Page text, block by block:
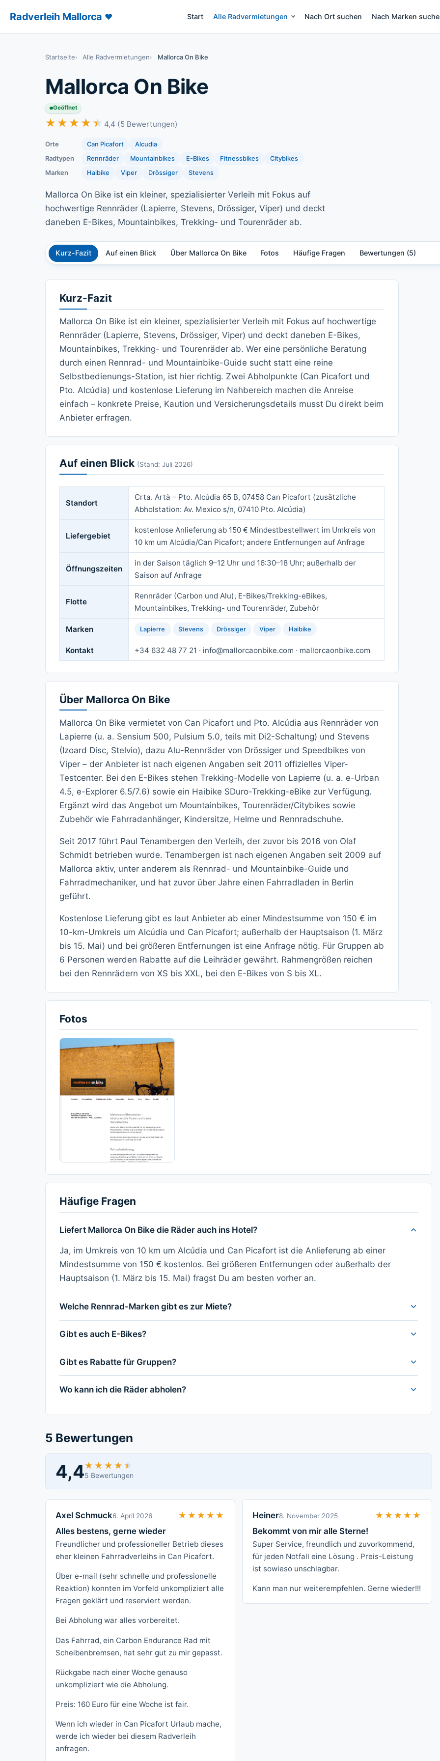
Radverleih Mallorca ♥ Start
– Radverleih Mallorca
Alle Radvermietungen Nach Ort suchen Nach Marken
Startseite Alle Radvermietungen Mallorca On Bike
Mallorca On Bike
Geöffnet
★★★★★
★★★★★ 4,4 (5 Bewertungen)
Orte Can Picafort Alcudia
Radtypen Rennräder Mountainbikes E-Bikes Fitnessbikes Citybikes
Marken Haibike Viper Drössiger Stevens
Mallorca On Bike ist ein kleiner, spezialisierter Verleih mit Fokus auf
hochwertige Rennräder (Lapierre, Stevens, Drössiger, Viper) und deckt
daneben E-Bikes, Mountainbikes, Trekking- und Tourenräder ab.
Kurz-Fazit Auf einen Blick Über Mallorca On Bike Fotos Häufige Fragen Bewertungen (5)
Kurz-Fazit
Mallorca On Bike ist ein kleiner, spezialisierter Verleih mit Fokus auf hochwertige
Rennräder (Lapierre, Stevens, Drössiger, Viper) und deckt daneben E-Bikes,
Mountainbikes, Trekking- und Tourenräder ab. Wer eine persönliche Beratung
durch einen Rennrad- und Mountainbike-Guide sucht statt eine reine
Selbstbedienungs-Station, ist hier richtig. Zwei Abholpunkte (Can Picafort und
Pto. Alcúdia) und kostenlose Lieferung im Nahbereich machen die Anreise
einfach – konkrete Preise, Kaution und Versicherungsdetails musst Du direkt beim
Anbieter erfragen.
Auf einen Blick (Stand: Juli 2026)
Standort
Crta. Artà – Pto. Alcúdia 65 B, 07458 Can Picafort (zusätzliche
Abholstation: Av. Mexico s/n, 07410 Pto. Alcúdia)
Liefergebiet
kostenlose Anlieferung ab 150 € Mindestbestellwert im Umkreis von
10 km um Alcúdia/Can Picafort; andere Entfernungen auf Anfrage
Öffnungszeiten
in der Saison täglich 9–12 Uhr und 16:30–18 Uhr; außerhalb der
Saison auf Anfrage
Flotte
Rennräder (Carbon und Alu), E-Bikes/Trekking-eBikes,
Mountainbikes, Trekking- und Tourenräder, Zubehör
Marken Lapierre Stevens Drössiger Viper Haibike
Kontakt +34 632 48 77 21 · info@mallorcaonbike.com · mallorcaonbike.com
Über Mallorca On Bike
Mallorca On Bike vermietet von Can Picafort und Pto. Alcúdia aus Rennräder von
Lapierre (u. a. Sensium 500, Pulsium 5.0, teils mit Di2-Schaltung) und Stevens
(Izoard Disc, Stelvio), dazu Alu-Rennräder von Drössiger und Speedbikes von
Viper – der Anbieter ist nach eigenen Angaben seit 2011 offizielles Viper-
Testcenter. Bei den E-Bikes stehen Trekking-Modelle von Lapierre (u. a. e-Urban
4.5, e-Explorer 6.5/7.6) sowie ein Haibike SDuro-Trekking-eBike zur Verfügung.
Ergänzt wird das Angebot um Mountainbikes, Tourenräder/Citybikes sowie
Zubehör wie Fahrradanhänger, Kindersitze, Helme und Rennradschuhe.
Seit 2017 führt Paul Tenambergen den Verleih, der zuvor bis 2016 von Olaf
Schmidt betrieben wurde. Tenambergen ist nach eigenen Angaben seit 2009 auf
Mallorca aktiv, unter anderem als Rennrad- und Mountainbike-Guide und
Fahrradmechaniker, und hat zuvor über Jahre einen Fahrradladen in Berlin
geführt.
Kostenlose Lieferung gibt es laut Anbieter ab einer Mindestsumme von 150 € im
10-km-Umkreis um Alcúdia und Can Picafort; außerhalb der Hauptsaison (1. März
bis 15. Mai) und bei größeren Entfernungen ist eine Anfrage nötig. Für Gruppen ab
6 Personen werden Rabatte auf die Leihräder gewährt. Rahmengrößen reichen
bei den Rennrädern von XS bis XXL, bei den E-Bikes von S bis XL.
Fotos
Häufige Fragen
Liefert Mallorca On Bike die Räder auch ins Hotel?
Ja, im Umkreis von 10 km um Alcúdia und Can Picafort ist die Anlieferung ab einer
Mindestsumme von 150 € kostenlos. Bei größeren Entfernungen oder außerhalb der
Hauptsaison (1. März bis 15. Mai) fragst Du am besten vorher an.
Welche Rennrad-Marken gibt es zur Miete?
Gibt es auch E-Bikes?
Gibt es Rabatte für Gruppen?
Wo kann ich die Räder abholen?
5 Bewertungen
4,4★★★★★
★★★★★
5 Bewertungen
Axel Schmuck6. April 2026 ★★★★★
★★★★★
Alles bestens, gerne wieder
Freundlicher und professioneller Betrieb dieses
eher kleinen Fahrradverleihs in Can Picafort.
Über e-mail (sehr schnelle und professionelle
Reaktion) konnten im Vorfeld unkompliziert alle
Fragen geklärt und reserviert werden.
Bei Abholung war alles vorbereitet.
Das Fahrrad, ein Carbon Endurance Rad mit
Scheibenbremsen, hat sehr gut zu mir gepasst.
Rückgabe nach einer Woche genauso
unkompliziert wie die Abholung.
Preis: 160 Euro für eine Woche ist fair.
Wenn ich wieder in Can Picafort Urlaub mache,
werde ich wieder bei diesem Radverleih
anfragen.
Heiner8. November 2025 ★★★★★
★★★★★
Bekommt von mir alle Sterne!
Super Service, freundlich und zuvorkommend,
für jeden Notfall eine Lösung . Preis-Leistung
ist sowieso unschlagbar.
Kann man nur weiterempfehlen. Gerne wieder!!!